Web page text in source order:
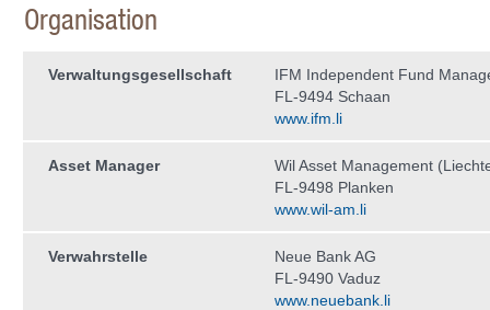
Organisation
Verwaltungs­gesellschaft
IFM Independent Fund
FL-9494 Schaan
www.ifm.li
Asset Manager
Wil Asset Management
FL-9498 Planken
www.wil-am.li
Verwahrstelle
Neue Bank AG
FL-9490 Vaduz
www.neuebank.li